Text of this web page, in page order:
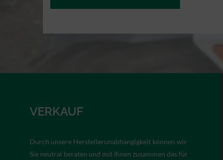
VERKAUF
Durch unsere Herstellerunabhängigkeit können wir
Sie neutral beraten und mit Ihnen zusammen das für